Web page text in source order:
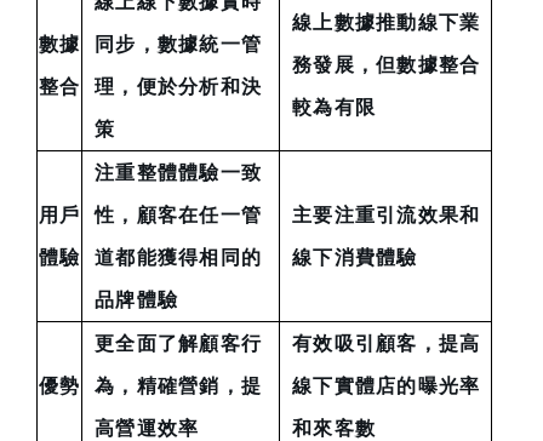
數據
整合
同步，數據統一管
理，便於分析和決
策
線上數據推動線下業
務發展，但數據整合
較為有限
用戶
體驗
注重整體體驗一致
性，顧客在任一管
道都能獲得相同的
品牌體驗
主要注重引流效果和
線下消費體驗
優勢
更全面了解顧客行
為，精確營銷，提
高營運效率
有效吸引顧客，提高
線下實體店的曝光率
和來客數